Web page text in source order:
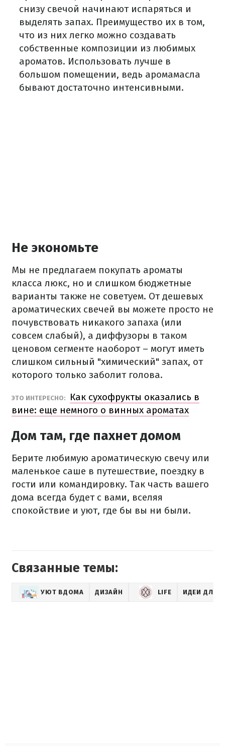
снизу свечой начинают испаряться и
выделять запах. Преимущество их в том,
что из них легко можно создавать
собственные композиции из любимых
ароматов. Использовать лучше в
большом помещении, ведь аромамасла
бывают достаточно интенсивными.
Не экономьте
Мы не предлагаем покупать ароматы
класса люкс, но и слишком бюджетные
варианты также не советуем. От дешевых
ароматических свечей вы можете просто не
почувствовать никакого запаха (или
совсем слабый), а диффузоры в таком
ценовом сегменте наоборот – могут иметь
слишком сильный "химический" запах, от
которого только заболит голова.
ЭТО ИНТЕРЕСНО:
Как сухофрукты оказались в
вине: еще немного о винных ароматах
Дом там, где пахнет домом
Берите любимую ароматическую свечу или
маленькое саше в путешествие, поездку в
гости или командировку. Так часть вашего
дома всегда будет с вами, вселяя
спокойствие и уют, где бы вы ни были.
Связанные темы:
УЮТ ВДОМА ДИЗАЙН LIFE ИДЕИ ДЛЯ